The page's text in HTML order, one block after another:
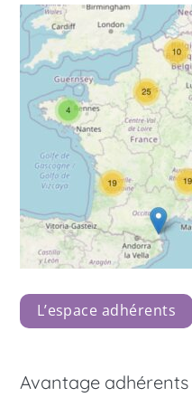
L’espace adhérents
Avantage adhérents